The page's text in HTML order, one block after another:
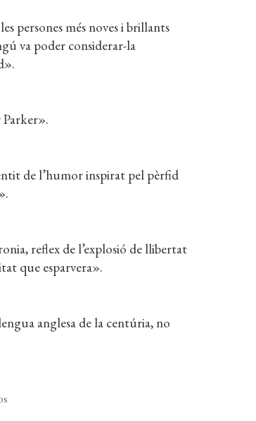
persones més noves i brillants
va poder considerar-la
de l’humor inspirat pel pèrfid
reflex de l’explosió de llibertat
que esparvera».
anglesa de la centúria, no